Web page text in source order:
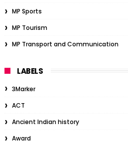
MP Sports
MP Tourism
MP Transport and Communication
LABELS
3Marker
ACT
Ancient Indian history
Award